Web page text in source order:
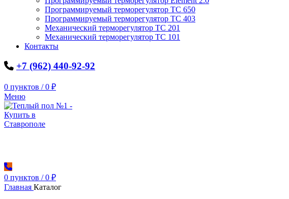
Программируемый терморегулятор ТС 650
Программируемый терморегулятор ТС 403
Механический терморегулятор ТС 201
Механический терморегулятор ТС 101
Контакты
+7 (962) 440-92-92
0 пунктов / 0 ₽
Меню
0 пунктов / 0 ₽
Главная Каталог